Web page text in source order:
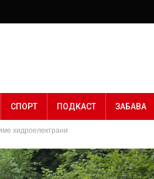
СПОРТ ПОДКАСТ ЗАБАВА
хидроелектрани